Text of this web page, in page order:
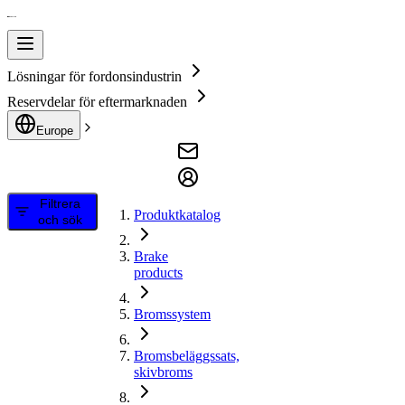
Lösningar för fordonsindustrin
Reservdelar för eftermarknaden
Europe
Filtrera
och sök
Produktkatalog
Brake
products
Bromssystem
Bromsbeläggssats,
skivbroms